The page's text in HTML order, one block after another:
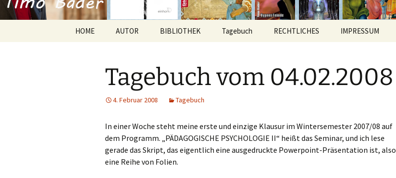
HOME AUTOR BIBLIOTHEK
Anthologien
Kurzgeschichten
Tagebuch RECHTLICHES IMPRESSUM
Tagebuch vom 04.02.2008
4. Februar 2008 Tagebuch
In einer Woche steht meine erste und einzige Klausur im Wintersemester 2007/08 auf
dem Programm. „PÄDAGOGISCHE PSYCHOLOGIE II“ heißt das Seminar, und ich lese
gerade das Skript, das eigentlich eine ausgedruckte Powerpoint-Präsentation ist, also
eine Reihe von Folien.